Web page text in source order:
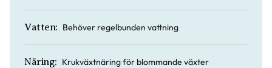
Vatten: Behöver regelbunden vattning
Näring: Krukväxtnäring för blommande växter